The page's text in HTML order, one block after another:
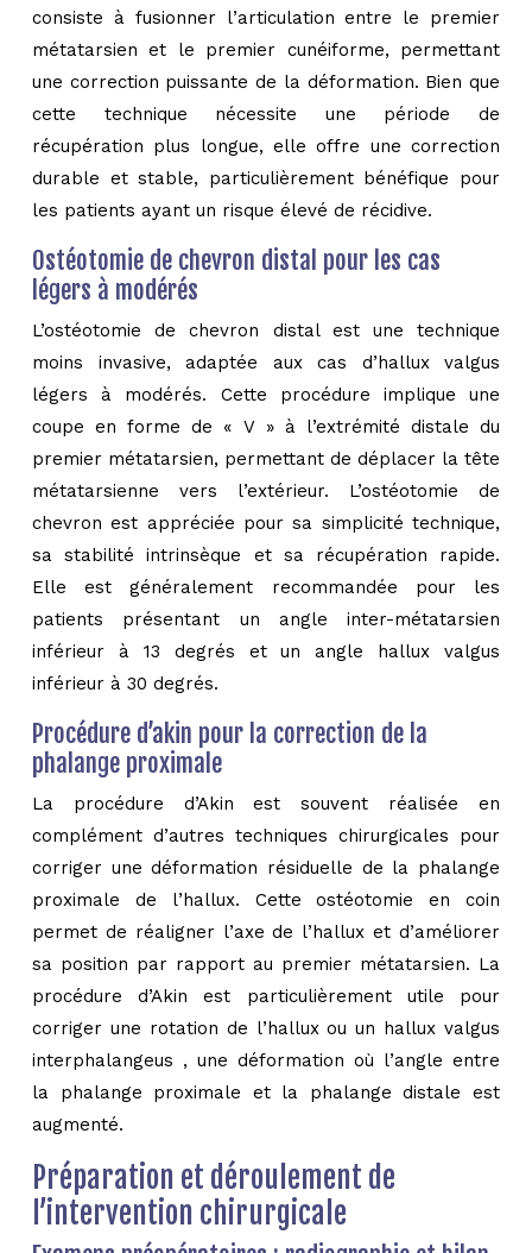
consiste à fusionner l’articulation entre le premier
métatarsien et le premier cunéiforme, permettant
une correction puissante de la déformation. Bien que
cette technique nécessite une période de
récupération plus longue, elle offre une correction
durable et stable, particulièrement bénéfique pour
les patients ayant un risque élevé de récidive.
Ostéotomie de chevron distal pour les cas
légers à modérés
L’ostéotomie de chevron distal est une technique
moins invasive, adaptée aux cas d’hallux valgus
légers à modérés. Cette procédure implique une
coupe en forme de « V » à l’extrémité distale du
premier métatarsien, permettant de déplacer la tête
métatarsienne vers l’extérieur. L’ostéotomie de
chevron est appréciée pour sa simplicité technique,
sa stabilité intrinsèque et sa récupération rapide.
Elle est généralement recommandée pour les
patients présentant un angle inter-métatarsien
inférieur à 13 degrés et un angle hallux valgus
inférieur à 30 degrés.
Procédure d’akin pour la correction de la
phalange proximale
La procédure d’Akin est souvent réalisée en
complément d’autres techniques chirurgicales pour
corriger une déformation résiduelle de la phalange
proximale de l’hallux. Cette ostéotomie en coin
permet de réaligner l’axe de l’hallux et d’améliorer
sa position par rapport au premier métatarsien. La
procédure d’Akin est particulièrement utile pour
corriger une rotation de l’hallux ou un hallux valgus
interphalangeus , une déformation où l’angle entre
la phalange proximale et la phalange distale est
augmenté.
Préparation et déroulement de
l’intervention chirurgicale